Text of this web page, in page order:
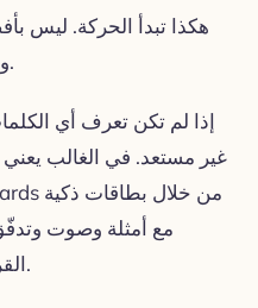
واحدة واضحة بما يكفي لتكرارها.
إذا لم تكن تعرف أي
غير مستعد. في الغالب
مع أمثلة وصوت
القرارات الصحيحة من اليوم الأول.